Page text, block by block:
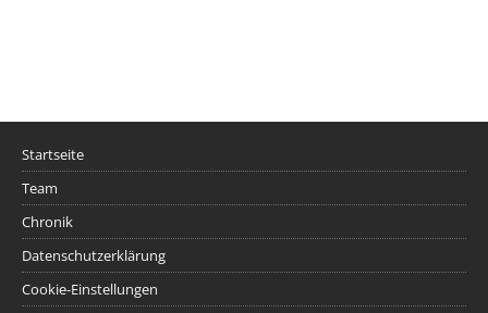
Startseite
Team
Chronik
Datenschutzerklärung
Cookie-Einstellungen